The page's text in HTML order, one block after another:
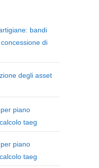
bandi
di
degli asset
piano
taeg
piano
taeg